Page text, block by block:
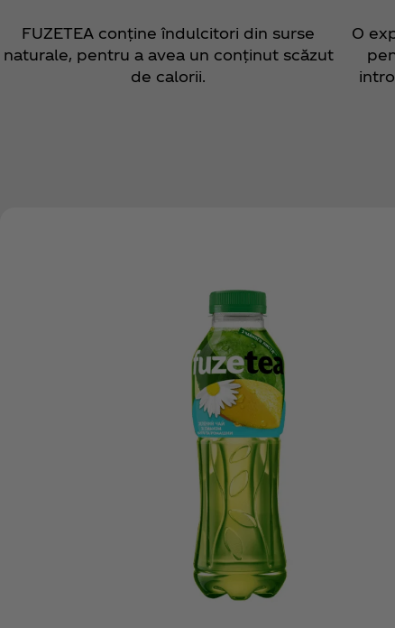
FUZETEA conține îndulcitori din surse
naturale, pentru a avea un conținut scăzut
de calorii.
O